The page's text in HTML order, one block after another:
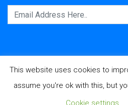
© 2026 - NOLEGGIO BAGNI VERONA
This website uses cookies to
assume you're ok with this, but
Cookie settings